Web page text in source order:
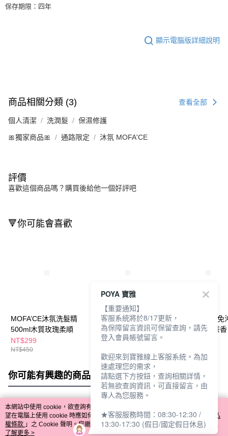
保存期限：四年
顯示電腦版詳細說明
商品相關分類 (3) 查看全部
個人清潔 洗潤髮 保濕修護
🎀獨家商品🎀 通路限定 沐氛 MOFA'CE
評價
喜歡這個商品嗎？購買後給他一個好評吧
🔻你可能會喜歡
MOFA’CE沐氛洗髮精
500ml木質玫瑰柔順
NT$299
NT$450
MOFA’CE沐氛免沖洗
護髮50g烏木沉香
NT$69
MOFA’CE沐氛免
護髮50g清新茶香
你可能有興趣的商品 全站排行
熱門標籤
本網站中使用 cookie，欲查詢有關本網站使用 cookie 方式之詳情，及若您不希
望在電腦上使用 cookie 時應如何變更電腦的 cookie 設定，請參閱本網站「
隱私
權條款 」之 Cookie 聲明。您繼續使用本網站即表示您同意本公司得按本網站使
用條款之 Cookie 聲明使用 cookie。
了解更多 >
POYA 寶雅
【重要通知】
客服系統將於8/17更新，
為保障留言資訊可保留查詢，請先
登入會員帳號留言。
歡迎來到寶雅線上客服系統。為加
速處理您的需求，
請點選下方按鈕，查詢相關詳情，
若無欲查詢資訊，可直接留言，由
專人為您服務。
★客服服務時間：08:30-12:30 /
13:30-17:30 (假日/國定假日休息)